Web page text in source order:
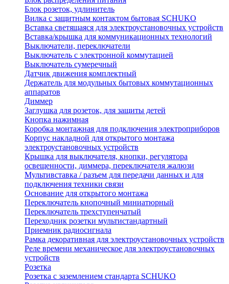
Блок розеток, удлинитель
Вилка с защитным контактом бытовая SCHUKO
Вставка светящаяся для электроустановочных устройств
Вставка/крышка для коммуникационных технологий
Выключатели, переключатели
Выключатель с электронной коммутацией
Выключатель сумеречный
Датчик движения комплектный
Держатель для модульных бытовых коммутационных
аппаратов
Диммер
Заглушка для розеток, для защиты детей
Кнопка нажимная
Коробка монтажная для подключения электроприборов
Корпус накладной для открытого монтажа
электроустановочных устройств
Крышка для выключателя, кнопки, регулятора
освещенности, диммера, переключателя жалюзи
Мультивставка / разъем для передачи данных и для
подключения техники связи
Основание для открытого монтажа
Переключатель кнопочный миниатюрный
Переключатель трехступенчатый
Переходник розетки мультистандартный
Приемник радиосигнала
Рамка декоративная для электроустановочных устройств
Реле времени механическое для электроустановочных
устройств
Розетка
Розетка с заземлением стандарта SCHUKO